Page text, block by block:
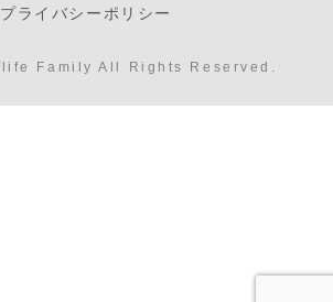
プライバシーポリシー
Family All Rights Reserved.